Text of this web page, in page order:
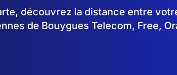
découvrez la distance entre
de Bouygues Telecom, Free,